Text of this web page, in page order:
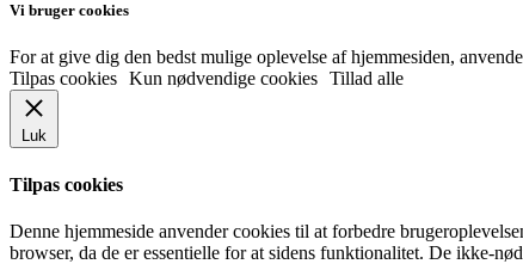
Vi bruger cookies
For at give dig den bedst mulige oplevelse af hjemmesiden,
Tilpas cookies Kun nødvendige cookies Tillad alle
Luk
Tilpas cookies
Denne hjemmeside anvender cookies til at forbedre
browser, da de er essentielle for at sidens funktionalitet. De ikke-